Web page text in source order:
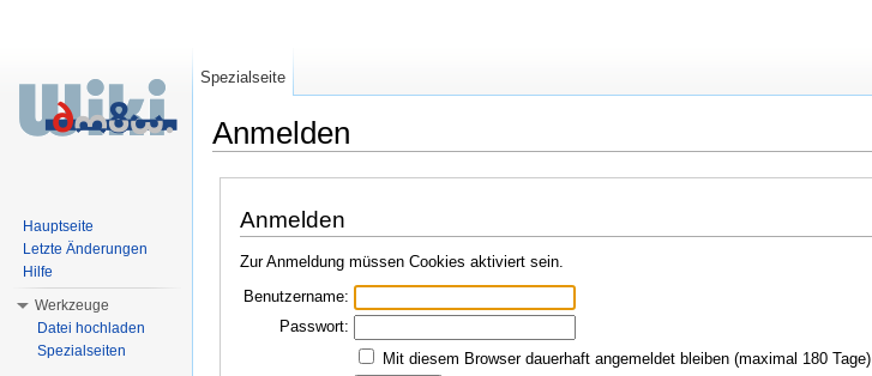
Anmelden
Anmelden
Zur Anmeldung müssen Cookies aktiviert sein.
Benutzername:
Passwort:
Mit diesem Browser dauerhaft angemeldet bleiben (maximal 180 Tage)
Spezialseite
Hauptseite
Letzte Änderungen
Hilfe
Werkzeuge
Datei hochladen
Spezialseiten